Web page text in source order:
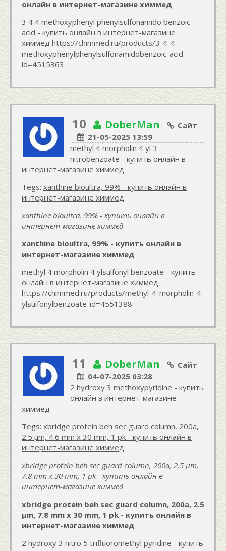
онлайн в интернет-магазине химмед
3 4 4 methoxyphenyl phenylsulfonamido benzoic
acid - купить онлайн в интернет-магазине
химмед https://chimmed.ru/products/3-4-4-
methoxyphenylphenylsulfonamidobenzoic-acid-
id=4515363
10 DoberMan
Сайт
21-05-2025 13:59
methyl 4 morpholin 4 yl 3
nitrobenzoate - купить онлайн в
интернет-магазине химмед
Tegs: xanthine bioultra, 99% - купить онлайн в
интернет-магазине химмед
xanthine bioultra, 99% - купить онлайн в
интернет-магазине химмед
xanthine bioultra, 99% - купить онлайн в
интернет-магазине химмед
methyl 4 morpholin 4 ylsulfonyl benzoate - купить
онлайн в интернет-магазине химмед
https://chimmed.ru/products/methyl-4-morpholin-4-
ylsulfonylbenzoate-id=4551388
11 DoberMan
Сайт
04-07-2025 03:28
2 hydroxy 3 methoxypyridine - купить
онлайн в интернет-магазине
химмед
Tegs: xbridge protein beh sec guard column, 200a,
2.5 µm, 4.6 mm x 30 mm, 1 pk - купить онлайн в
интернет-магазине химмед
xbridge protein beh sec guard column, 200a, 2.5 µm,
7.8 mm x 30 mm, 1 pk - купить онлайн в
интернет-магазине химмед
xbridge protein beh sec guard column, 200a, 2.5
µm, 7.8 mm x 30 mm, 1 pk - купить онлайн в
интернет-магазине химмед
2 hydroxy 3 nitro 5 trifluoromethyl pyridine - купить